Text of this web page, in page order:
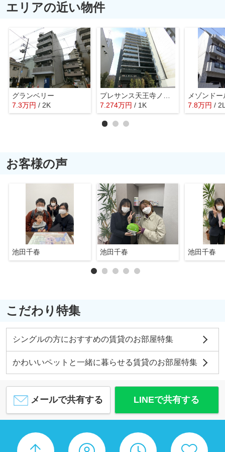
エリアの近い物件
グランベリー
7.3万円 / 2K
プレサンス天王寺ノースヴィアーレ
7.274万円 / 1K
メゾンドー
7.8万円 /
お客様の声
池田千春 池田千春 池田千春
こだわり特集
シングルの方におすすめの賃貸のお部屋特集
かわいいペットと一緒に暮らせる賃貸のお部屋特集
メールで共有する LINEで共有する